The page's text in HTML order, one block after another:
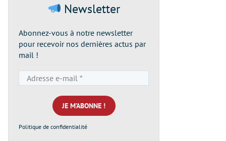
Newsletter
Abonnez-vous à notre newsletter
pour recevoir nos dernières actus par
mail !
e-
mail
*
Politique de confidentialité